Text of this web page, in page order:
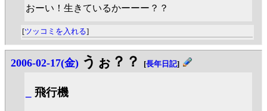
おーい！生きているかーーー？？
[ツッコミを入れる]
2006-02-17(金) うぉ？？ [長年日記]
飛行機